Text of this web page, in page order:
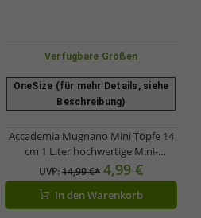
Verfügbare Größen
OneSize (für mehr Details, siehe
Beschreibung)
Accademia Mugnano Mini Töpfe 14
cm 1 Liter hochwertige Mini-
Kochtöpfe für effizientes Kochen
Schwarz
UVP:14,99 €* 4,99 €
In den Warenkorb